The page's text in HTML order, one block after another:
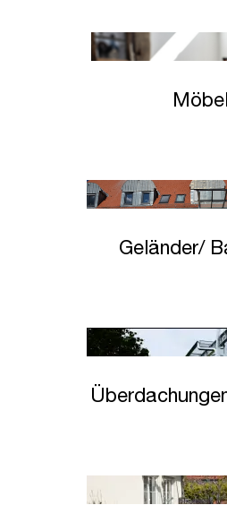
Möbel
Geländer/